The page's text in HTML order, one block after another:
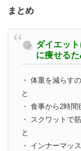
まとめ
ダイエッ
に痩せる
・ 体重を減らす
と
・ 食事から2時
・ スクワットで
と
・ インナーマッ